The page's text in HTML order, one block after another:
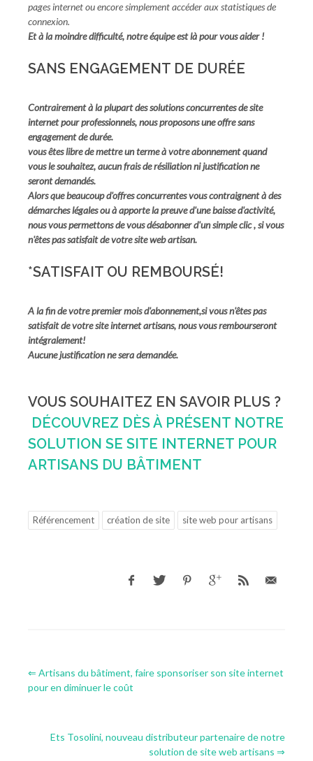
pages internet ou encore simplement accéder aux statistiques de
connexion.
Et à la moindre difficulté, notre équipe est là pour vous aider !
SANS ENGAGEMENT DE DURÉE
Contrairement à la plupart des solutions concurrentes de site
internet pour professionnels, nous proposons une offre sans
engagement de durée.
vous êtes libre de mettre un terme à votre abonnement quand
vous le souhaitez, aucun frais de résiliationni justificationne
seront demandés.
Alors que beaucoup d'offres concurrentes vous contraignent à des
démarches légales ou à apporte la preuve d'une baisse d'activité,
nous vous permettons de vous désabonner d'un simple clic , si vous
n'êtes pas satisfait de votre site web artisan.
*SATISFAIT OU REMBOURSÉ!
A la fin de votre premier mois d'abonnement,si vous n'êtes pas
satisfait de votre site internet artisans, nous vous rembourseront
intégralement!
Aucune justification ne sera demandée.
VOUS SOUHAITEZ EN SAVOIR PLUS ?
DÉCOUVREZ DÈS À PRÉSENT NOTRE
SOLUTION SE SITE INTERNET POUR
ARTISANS DU BÂTIMENT
Référencement création de site site web pour artisans
⇐ Artisans du bâtiment, faire sponsoriser son site internet
pour en diminuer le coût
Ets Tosolini, nouveau distributeur partenaire de notre
solution de site web artisans ⇒